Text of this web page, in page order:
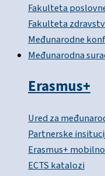
Fakulteta
Fakulteta
Međunarodne
Međunarodna
Erasmus+
Ured za
Partnerske
Erasmus+
ECTS katalozi